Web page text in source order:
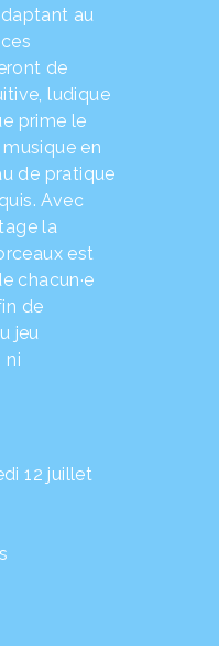
au
de
ludique
prime le
en
de pratique
Avec
la
est
chacun·e
de
jeu
ni
12 juillet